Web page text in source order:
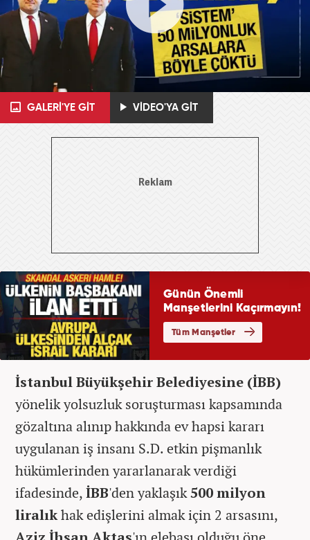
GALERİ'YE GİT VİDEO'YA GİT
İstanbul Büyükşehir Belediyesine (İBB)
yönelik yolsuzluk soruşturması kapsamında
gözaltına alınıp hakkında ev hapsi kararı
uygulanan iş insanı S.D. etkin pişmanlık
hükümlerinden yararlanarak verdiği
ifadesinde,İBB'den yaklaşık500 milyon
liralıkhak edişlerini almak için 2 arsasını,